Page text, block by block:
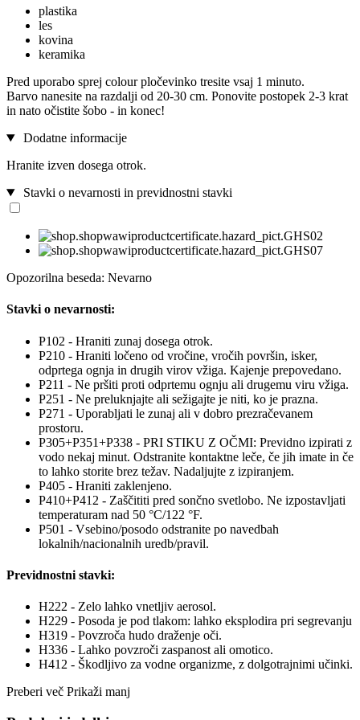
plastika
les
kovina
keramika
Pred uporabo sprej colour pločevinko tresite vsaj 1 minuto.
Barvo nanesite na razdalji od 20-30 cm. Ponovite postopek 2-3 krat
in nato očistite šobo - in konec!
Dodatne informacije
Hranite izven dosega otrok.
Stavki o nevarnosti in previdnostni stavki
Opozorilna beseda: Nevarno
Stavki o nevarnosti:
P102 - Hraniti zunaj dosega otrok.
P210 - Hraniti ločeno od vročine, vročih površin, isker,
odprtega ognja in drugih virov vžiga. Kajenje prepovedano.
P211 - Ne pršiti proti odprtemu ognju ali drugemu viru vžiga.
P251 - Ne preluknjajte ali sežigajte je niti, ko je prazna.
P271 - Uporabljati le zunaj ali v dobro prezračevanem
prostoru.
P305+P351+P338 - PRI STIKU Z OČMI: Previdno izpirati z
vodo nekaj minut. Odstranite kontaktne leče, če jih imate in če
to lahko storite brez težav. Nadaljujte z izpiranjem.
P405 - Hraniti zaklenjeno.
P410+P412 - Zaščititi pred sončno svetlobo. Ne izpostavljati
temperaturam nad 50 °C/122 °F.
P501 - Vsebino/posodo odstranite po navedbah
lokalnih/nacionalnih uredb/pravil.
Previdnostni stavki:
H222 - Zelo lahko vnetljiv aerosol.
H229 - Posoda je pod tlakom: lahko eksplodira pri segrevanju
H319 - Povzroča hudo draženje oči.
H336 - Lahko povzroči zaspanost ali omotico.
H412 - Škodljivo za vodne organizme, z dolgotrajnimi učinki.
Preberi več Prikaži manj